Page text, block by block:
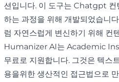
션입니다. 이 도구는 Chatgpt 컨
하는 과정을 위해 개발되었습니
럼 자연스럽게 변신하기 위해 컨
Humanizer AI는 Academic
무료로 지원합니다. 그것은 텍스
용을위한 생산적인 접근법으로